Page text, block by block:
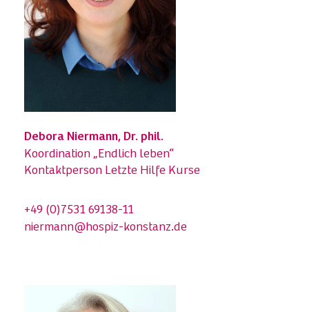
Debora Niermann, Dr. phil.
Koordination „Endlich leben“
Kontaktperson Letzte Hilfe Kurse
+49 (0)7531 69138-11
niermann@hospiz-konstanz.de